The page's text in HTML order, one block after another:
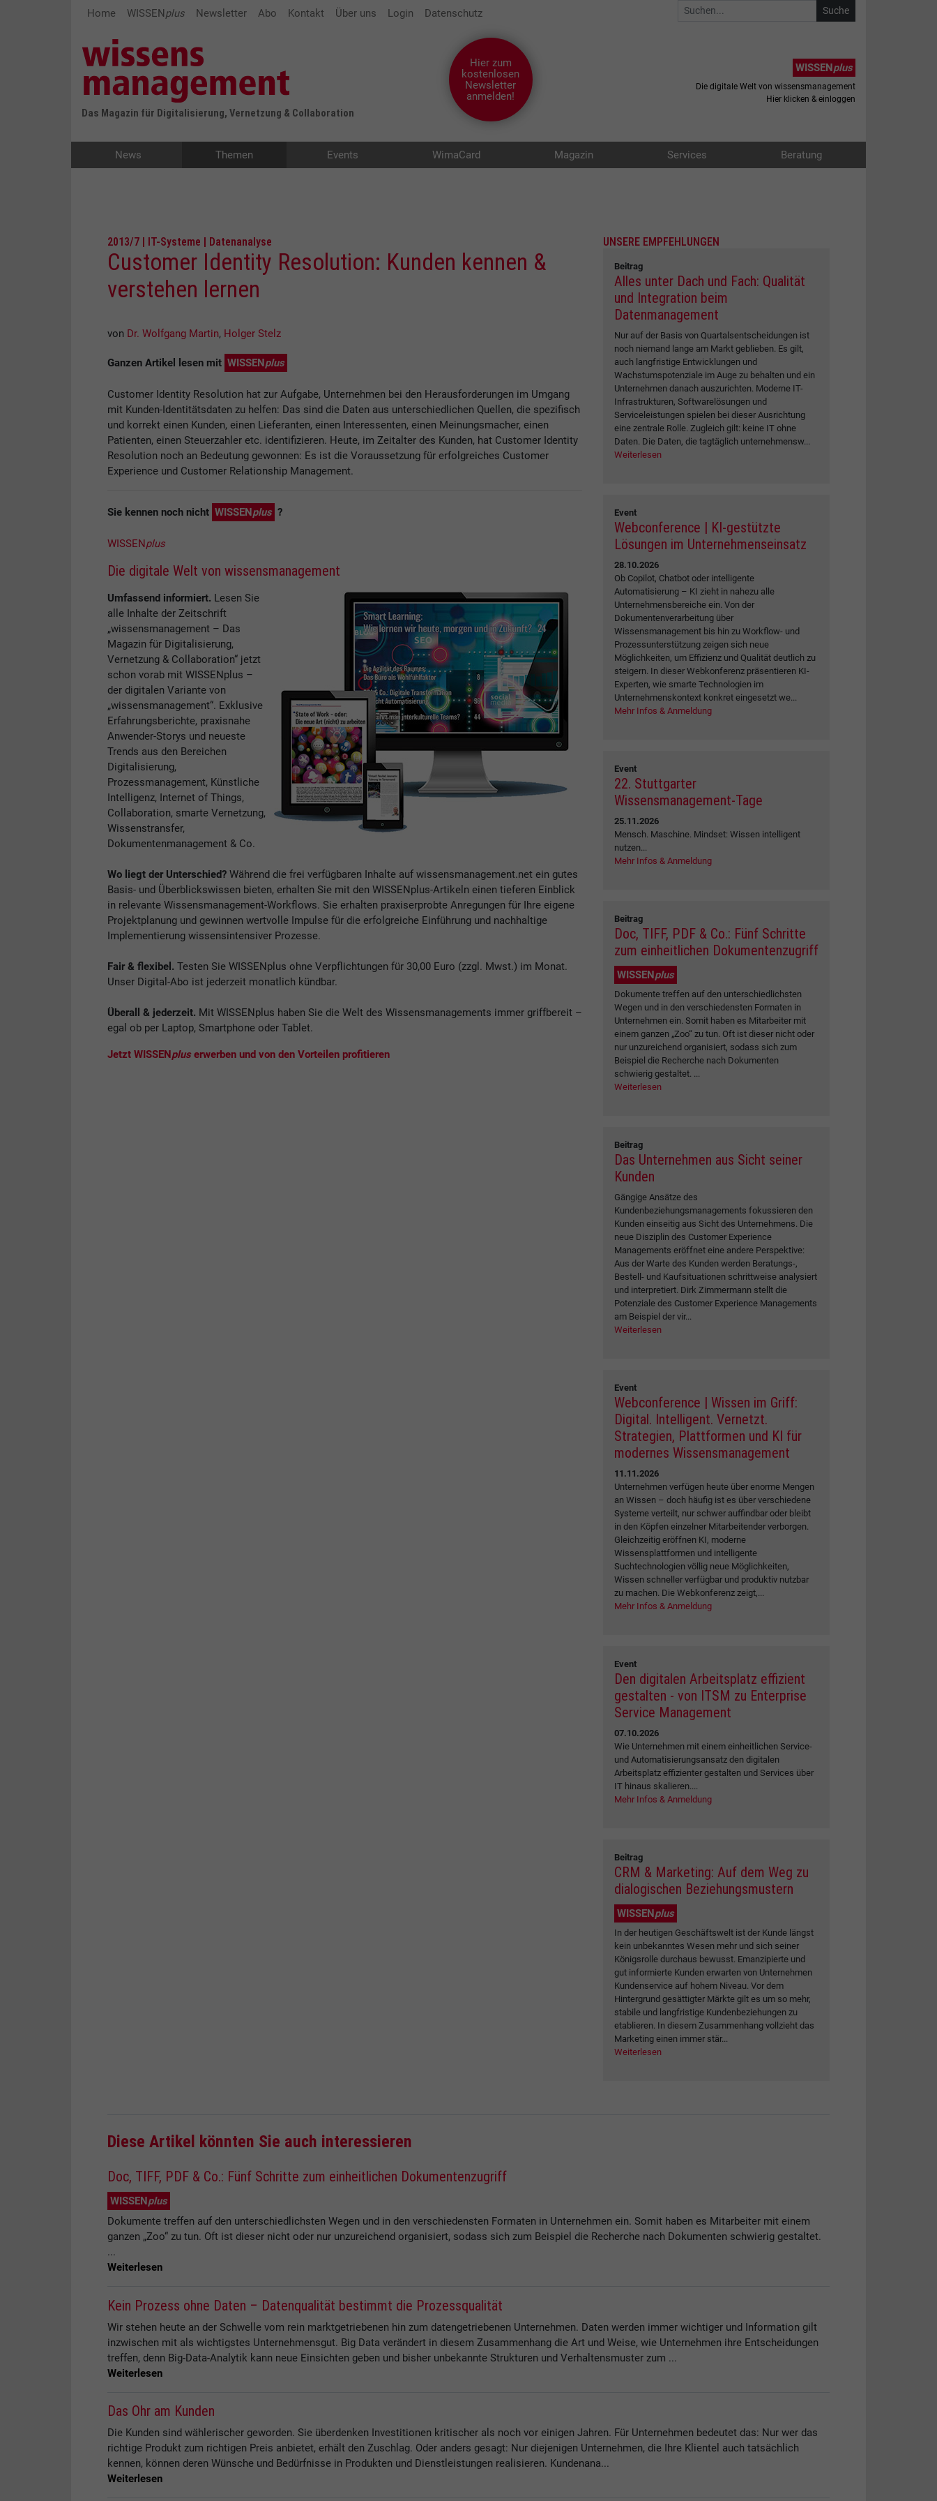
Home WISSENplus Newsletter Abo Kontakt Über uns Login Datenschutz
Das Magazin für Digitalisierung, Vernetzung & Collaboration
Hier zum
kostenlosen
Newsletter
anmelden!
WISSENplus
Die digitale Welt von wissensmanagement
Hier klicken & einloggen
News Themen Events WimaCard Magazin Services Beratung
2013/7 | IT-Systeme | Datenanalyse
Customer Identity Resolution: Kunden kennen &
verstehen lernen
von Dr. Wolfgang Martin, Holger Stelz
Ganzen Artikel lesen mit WISSEN plus
Customer Identity Resolution hat zur Aufgabe, Unternehmen bei den Herausforderungen im Umgang
mit Kunden-Identitätsdaten zu helfen: Das sind die Daten aus unterschiedlichen Quellen, die spezifisch
und korrekt einen Kunden, einen Lieferanten, einen Interessenten, einen Meinungsmacher, einen
Patienten, einen Steuerzahler etc. identifizieren. Heute, im Zeitalter des Kunden, hat Customer Identity
Resolution noch an Bedeutung gewonnen: Es ist die Voraussetzung für erfolgreiches Customer
Experience und Customer Relationship Management.
Sie kennen noch nicht WISSEN plus ?
WISSEN plus
Die digitale Welt von wissensmanagement
Umfassend informiert. Lesen Sie
alle Inhalte der Zeitschrift
„wissensmanagement – Das
Magazin für Digitalisierung,
Vernetzung & Collaboration“ jetzt
schon vorab mit WISSENplus –
der digitalen Variante von
„wissensmanagement“. Exklusive
Erfahrungsberichte, praxisnahe
Anwender-Storys und neueste
Trends aus den Bereichen
Digitalisierung,
Prozessmanagement, Künstliche
Intelligenz, Internet of Things,
Collaboration, smarte Vernetzung,
Wissenstransfer,
Dokumentenmanagement & Co.
Wo liegt der Unterschied?Während die frei verfügbaren Inhalte auf wissensmanagement.net ein gutes
Basis- und Überblickswissen bieten, erhalten Sie mit den WISSENplus-Artikeln einen tieferen Einblick
in relevante Wissensmanagement-Workflows. Sie erhalten praxiserprobte Anregungen für Ihre eigene
Projektplanung und gewinnen wertvolle Impulse für die erfolgreiche Einführung und nachhaltige
Implementierung wissensintensiver Prozesse.
Fair & flexibel. Testen Sie WISSENplus ohne Verpflichtungen für 30,00 Euro (zzgl. Mwst.) im Monat.
Unser Digital-Abo ist jederzeit monatlich kündbar.
Überall & jederzeit. Mit WISSENplus haben Sie die Welt des Wissensmanagements immer griffbereit –
egal ob per Laptop, Smartphone oder Tablet.
Jetzt WISSEN pluserwerben und von den Vorteilen profitieren
UNSERE EMPFEHLUNGEN
Beitrag
Alles unter Dach und Fach: Qualität
und Integration beim
Datenmanagement
Nur auf der Basis von Quartalsentscheidungen ist
noch niemand lange am Markt geblieben. Es gilt,
auch langfristige Entwicklungen und
Wachstumspotenziale im Auge zu behalten und ein
Unternehmen danach auszurichten. Moderne IT-
Infrastrukturen, Softwarelösungen und
Serviceleistungen spielen bei dieser Ausrichtung
eine zentrale Rolle. Zugleich gilt: keine IT ohne
Daten. Die Daten, die tagtäglich unternehmensw...
Weiterlesen
Event
Webconference | KI-gestützte
Lösungen im Unternehmenseinsatz
28.10.2026
Ob Copilot, Chatbot oder intelligente
Automatisierung – KI zieht in nahezu alle
Unternehmensbereiche ein. Von der
Dokumentenverarbeitung über
Wissensmanagement bis hin zu Workflow- und
Prozessunterstützung zeigen sich neue
Möglichkeiten, um Effizienz und Qualität deutlich zu
steigern. In dieser Webkonferenz präsentieren KI-
Experten, wie smarte Technologien im
Unternehmenskontext konkret eingesetzt we...
Mehr Infos & Anmeldung
Event
22. Stuttgarter
Wissensmanagement-Tage
25.11.2026
Mensch. Maschine. Mindset: Wissen intelligent
nutzen...
Mehr Infos & Anmeldung
Beitrag
Doc, TIFF, PDF & Co.: Fünf Schritte
zum einheitlichen Dokumentenzugriff
WISSENplus
Dokumente treffen auf den unterschiedlichsten
Wegen und in den verschiedensten Formaten in
Unternehmen ein. Somit haben es Mitarbeiter mit
einem ganzen „Zoo“ zu tun. Oft ist dieser nicht oder
nur unzureichend organisiert, sodass sich zum
Beispiel die Recherche nach Dokumenten
schwierig gestaltet. ...
Weiterlesen
Beitrag
Das Unternehmen aus Sicht seiner
Kunden
Gängige Ansätze des
Kundenbeziehungsmanagements fokussieren den
Kunden einseitig aus Sicht des Unternehmens. Die
neue Disziplin des Customer Experience
Managements eröffnet eine andere Perspektive:
Aus der Warte des Kunden werden Beratungs-,
Bestell- und Kaufsituationen schrittweise analysiert
und interpretiert. Dirk Zimmermann stellt die
Potenziale des Customer Experience Managements
am Beispiel der vir...
Weiterlesen
Event
Webconference | Wissen im Griff:
Digital. Intelligent. Vernetzt.
Strategien, Plattformen und KI für
modernes Wissensmanagement
11.11.2026
Unternehmen verfügen heute über enorme Mengen
an Wissen – doch häufig ist es über verschiedene
Systeme verteilt, nur schwer auffindbar oder bleibt
in den Köpfen einzelner Mitarbeitender verborgen.
Gleichzeitig eröffnen KI, moderne
Wissensplattformen und intelligente
Suchtechnologien völlig neue Möglichkeiten,
Wissen schneller verfügbar und produktiv nutzbar
zu machen. Die Webkonferenz zeigt,...
Mehr Infos & Anmeldung
Event
Den digitalen Arbeitsplatz effizient
gestalten - von ITSM zu Enterprise
Service Management
07.10.2026
Wie Unternehmen mit einem einheitlichen Service-
und Automatisierungsansatz den digitalen
Arbeitsplatz effizienter gestalten und Services über
IT hinaus skalieren....
Mehr Infos & Anmeldung
Beitrag
CRM & Marketing: Auf dem Weg zu
dialogischen Beziehungsmustern
WISSENplus
In der heutigen Geschäftswelt ist der Kunde längst
kein unbekanntes Wesen mehr und sich seiner
Königsrolle durchaus bewusst. Emanzipierte und
gut informierte Kunden erwarten von Unternehmen
Kundenservice auf hohem Niveau. Vor dem
Hintergrund gesättigter Märkte gilt es um so mehr,
stabile und langfristige Kundenbeziehungen zu
etablieren. In diesem Zusammenhang vollzieht das
Marketing einen immer stär...
Weiterlesen
Diese Artikel könnten Sie auch interessieren
Doc, TIFF, PDF & Co.: Fünf Schritte zum einheitlichen Dokumentenzugriff
WISSENplus
Dokumente treffen auf den unterschiedlichsten Wegen und in den verschiedensten Formaten in Unternehmen ein. Somit haben es Mitarbeiter mit einem
ganzen „Zoo“ zu tun. Oft ist dieser nicht oder nur unzureichend organisiert, sodass sich zum Beispiel die Recherche nach Dokumenten schwierig gestaltet.
...
Weiterlesen
Kein Prozess ohne Daten – Datenqualität bestimmt die Prozessqualität
Wir stehen heute an der Schwelle vom rein marktgetriebenen hin zum datengetriebenen Unternehmen. Daten werden immer wichtiger und Information gilt
inzwischen mit als wichtigstes Unternehmensgut. Big Data verändert in diesem Zusammenhang die Art und Weise, wie Unternehmen ihre Entscheidungen
treffen, denn Big-Data-Analytik kann neue Einsichten geben und bisher unbekannte Strukturen und Verhaltensmuster zum ...
Weiterlesen
Das Ohr am Kunden
Die Kunden sind wählerischer geworden. Sie überdenken Investitionen kritischer als noch vor einigen Jahren. Für Unternehmen bedeutet das: Nur wer das
richtige Produkt zum richtigen Preis anbietet, erhält den Zuschlag. Oder anders gesagt: Nur diejenigen Unternehmen, die Ihre Klientel auch tatsächlich
kennen, können deren Wünsche und Bedürfnisse in Produkten und Dienstleistungen realisieren. Kundenana...
Weiterlesen